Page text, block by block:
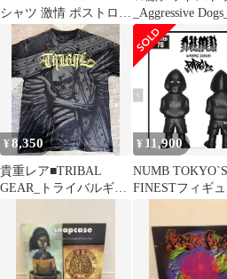
シャツ 激情 ポストロッ
ク
_Aggressive
ーム_L_新品 未
¥8,350
貴重レア■TRIBAL
GEAR_トライバルギア
トT_中古
¥ 11,900
NUMB TOKYO`S
FINESTフィギ